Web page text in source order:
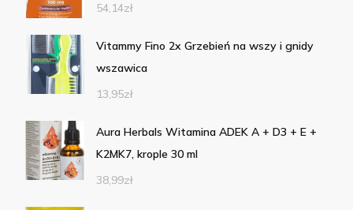
54,14zł
Vitammy Fino 2x Grzebień na wszy i gnidy
wszawica
13,95zł
Aura Herbals Witamina ADEK A + D3 + E +
K2MK7, krople 30 ml
38,99zł